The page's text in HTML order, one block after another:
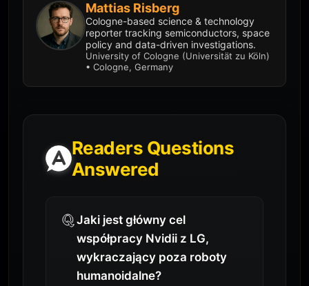
Mattias Risberg
Cologne-based science & technology
reporter tracking semiconductors, space
policy and data-driven investigations.
University of Cologne (Universität zu Köln)
• Cologne, Germany
Readers Questions
Answered
Jaki jest główny cel
współpracy Nvidii z LG,
wykraczający poza roboty
humanoidalne?